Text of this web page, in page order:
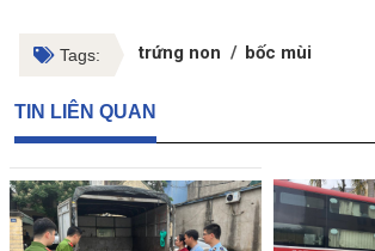
Tags: trứng non bốc mùi
TIN LIÊN QUAN